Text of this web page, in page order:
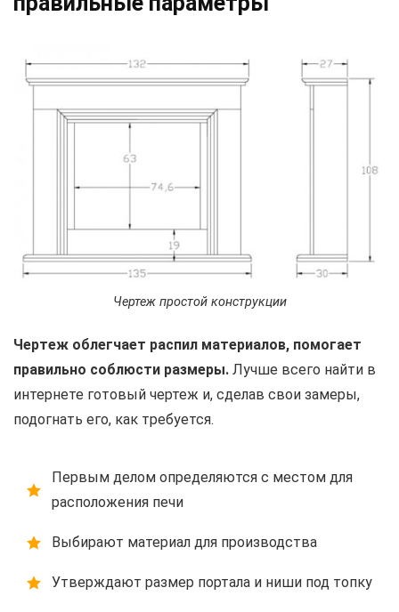
Чертеж простой конструкции
Чертеж облегчает распил материалов, помогает
правильно соблюсти размеры. Лучше всего найти в
интернете готовый чертеж и, сделав свои замеры,
подогнать его, как требуется.
Первым делом определяются с местом для
расположения печи
Выбирают материал для производства
Утверждают размер портала и ниши под топку